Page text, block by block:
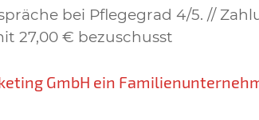
bei Pflegegrad 4/5. //
27,00 € bezuschusst
GmbH ein